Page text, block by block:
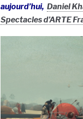
aujourd’hui,Daniel
Spectacles d’ARTE